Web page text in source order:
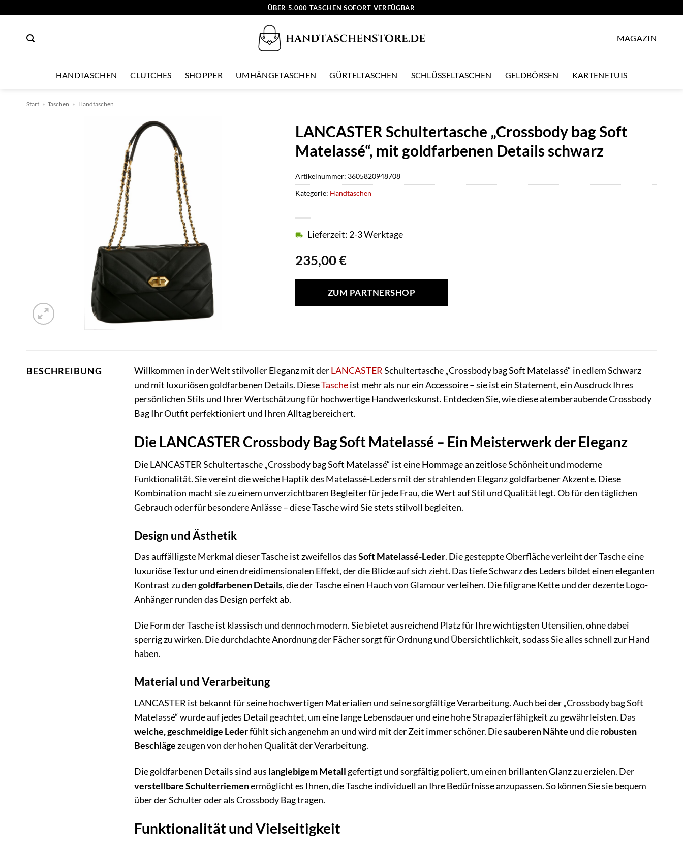
springen
ÜBER 5.000 TASCHEN SOFORT VERFÜGBAR
MAGAZIN
HANDTASCHEN CLUTCHES SHOPPER UMHÄNGETASCHEN GÜRTELTASCHEN SCHLÜSSELTASCHEN GELDBÖRSEN KARTENETUIS
Start » Taschen » Handtaschen
LANCASTER Schultertasche „Crossbody bag Soft
Matelassé“, mit goldfarbenen Details schwarz
235,00€
Lieferzeit: 2-3 Werktage
ZUM PARTNERSHOP
Artikelnummer: 3605820948708
Kategorie: Handtaschen
BESCHREIBUNG Willkommen in der Welt stilvoller Eleganz mit derLANCASTERSchultertasche „Crossbody bag Soft Matelassé“ in edlem Schwarz
und mit luxuriösen goldfarbenen Details. DieseTascheist mehr als nur ein Accessoire – sie ist ein Statement, ein Ausdruck Ihres
persönlichen Stils und Ihrer Wertschätzung für hochwertige Handwerkskunst. Entdecken Sie, wie diese atemberaubende Crossbody
Bag Ihr Outfit perfektioniert und Ihren Alltag bereichert.
Die LANCASTER Crossbody Bag Soft Matelassé – Ein Meisterwerk der Eleganz
Die LANCASTER Schultertasche „Crossbody bag Soft Matelassé“ ist eine Hommage an zeitlose Schönheit und moderne
Funktionalität. Sie vereint die weiche Haptik des Matelassé-Leders mit der strahlenden Eleganz goldfarbener Akzente. Diese
Kombination macht sie zu einem unverzichtbaren Begleiter für jede Frau, die Wert auf Stil und Qualität legt. Ob für den täglichen
Gebrauch oder für besondere Anlässe – diese Tasche wird Sie stets stilvoll begleiten.
Design und Ästhetik
Das auffälligste Merkmal dieser Tasche ist zweifellos dasSoft Matelassé-Leder. Die gesteppte Oberfläche verleiht der Tasche eine
luxuriöse Textur und einen dreidimensionalen Effekt, der die Blicke auf sich zieht. Das tiefe Schwarz des Leders bildet einen eleganten
Kontrast zu dengoldfarbenen Details, die der Tasche einen Hauch von Glamour verleihen. Die filigrane Kette und der dezente Logo-
Anhänger runden das Design perfekt ab.
Die Form der Tasche ist klassisch und dennoch modern. Sie bietet ausreichend Platz für Ihre wichtigsten Utensilien, ohne dabei
sperrig zu wirken. Die durchdachte Anordnung der Fächer sorgt für Ordnung und Übersichtlichkeit, sodass Sie alles schnell zur Hand
haben.
Material und Verarbeitung
LANCASTER ist bekannt für seine hochwertigen Materialien und seine sorgfältige Verarbeitung. Auch bei der „Crossbody bag Soft
Matelassé“ wurde auf jedes Detail geachtet, um eine lange Lebensdauer und eine hohe Strapazierfähigkeit zu gewährleisten. Das
weiche, geschmeidige Lederfühlt sich angenehm an und wird mit der Zeit immer schöner. Diesauberen Nähte und dierobusten
Beschlägezeugen von der hohen Qualität der Verarbeitung.
Die goldfarbenen Details sind aus langlebigem Metall gefertigt und sorgfältig poliert, um einen brillanten Glanz zu erzielen. Der
verstellbare Schulterriemenermöglicht es Ihnen, die Tasche individuell an Ihre Bedürfnisse anzupassen. So können Sie sie bequem
über der Schulter oder als Crossbody Bag tragen.
Funktionalität und Vielseitigkeit